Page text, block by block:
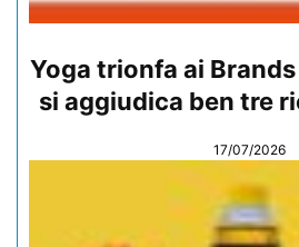
Yoga trionfa ai
si aggiudica ben tre
17/07/2026